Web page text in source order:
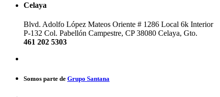
Celaya
Blvd. Adolfo López Mateos Oriente # 1286 Local 6k Interior
P-132 Col. Pabellón Campestre, CP 38080 Celaya, Gto.
461 202 5303
Somos parte de Grupo Santana